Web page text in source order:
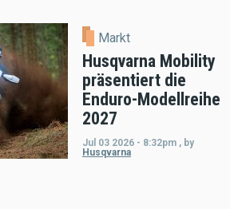
Markt
Husqvarna Mobility
präsentiert die
Enduro-Modellreihe
2027
Jul 03 2026 - 8:32pm , by
Husqvarna